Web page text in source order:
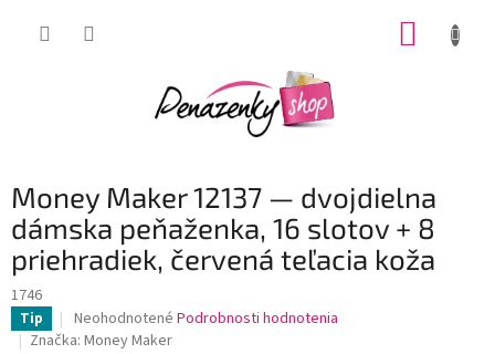
Money Maker 12137 — dvojdielna
dámska peňaženka, 16 slotov + 8
priehradiek, červená teľacia koža
1746
Tip
Priemerné
hodnotenie
Neohodnotené Podrobnosti hodnotenia
Značka: Money Maker